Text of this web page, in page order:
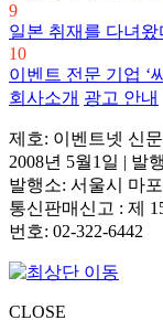
9
일본 취재를 다녀
10
이벤트 전문 기업 ‘
회사소개 광고 안내
제호: 이벤트넷 신
2008년 5월1일 | 발
발행소: 서울시 마
통신판매신고 : 제
번호: 02-322-6442
CLOSE